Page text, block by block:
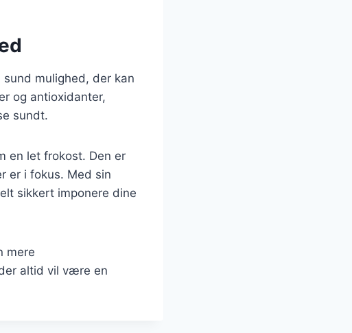
mulighed, der kan
og antioxidanter,
sundt.
en let frokost. Den er
er i fokus. Med sin
sikkert imponere dine
mere
altid vil være en